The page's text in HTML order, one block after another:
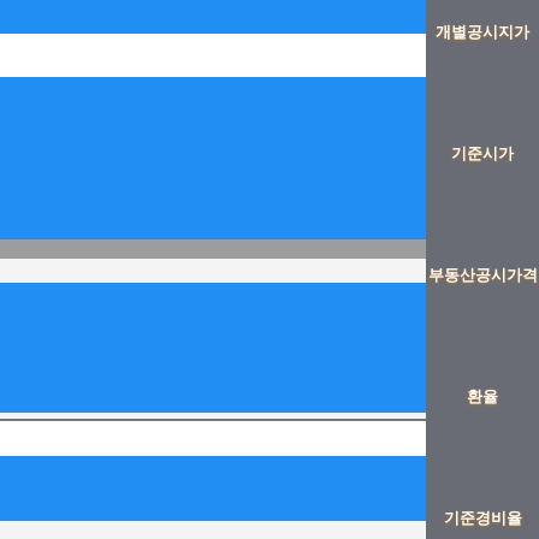
개별공시지가
기준시가
부동산공시가격
환율
기준경비율